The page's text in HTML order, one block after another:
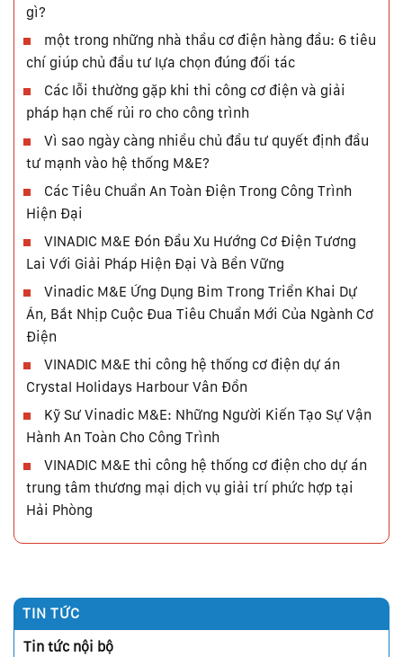
TIN TỨC
Tin tức nội bộ
gì?
một trong những nhà thầu cơ điện hàng đầu: 6 tiêu
chí giúp chủ đầu tư lựa chọn đúng đối tác
Các lỗi thường gặp khi thi công cơ điện và giải
pháp hạn chế rủi ro cho công trình
Vì sao ngày càng nhiều chủ đầu tư quyết định đầu
tư mạnh vào hệ thống M&E?
Các Tiêu Chuẩn An Toàn Điện Trong Công Trình
Hiện Đại
VINADIC M&E Đón Đầu Xu Hướng Cơ Điện Tương
Lai Với Giải Pháp Hiện Đại Và Bền Vững
Vinadic M&E Ứng Dụng Bim Trong Triển Khai Dự
Án, Bắt Nhịp Cuộc Đua Tiêu Chuẩn Mới Của Ngành Cơ
Điện
VINADIC M&E thi công hệ thống cơ điện dự án
Crystal Holidays Harbour Vân Đồn
Kỹ Sư Vinadic M&E: Những Người Kiến Tạo Sự Vận
Hành An Toàn Cho Công Trình
VINADIC M&E thi công hệ thống cơ điện cho dự án
trung tâm thương mại dịch vụ giải trí phức hợp tại
Hải Phòng